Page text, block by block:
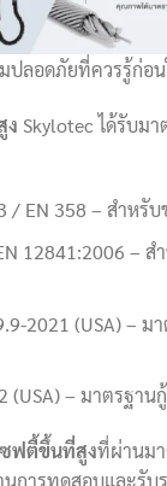
ปลอดภัยที่ควรรู้ก่อ
ง Skylotec ได้รับม
/ EN 358 – สำหรั
12841:2006 –
2021 (USA) –
(USA) – มาตรฐาน
ฟตี้ขึ้นที่สูงที่ผ่านม
การทดสอบและรับ